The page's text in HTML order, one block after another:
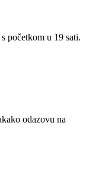
početkom u 19 sati.
odazovu na